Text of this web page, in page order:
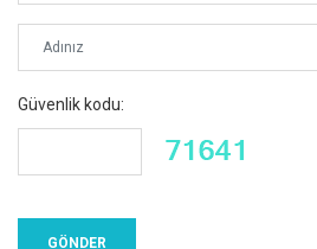
Güvenlik kodu: